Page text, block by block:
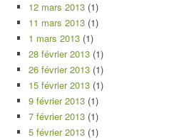
12 mars 2013 (1)
11 mars 2013 (1)
1 mars 2013 (1)
28 février 2013 (1)
26 février 2013 (1)
15 février 2013 (1)
9 février 2013 (1)
7 février 2013 (1)
5 février 2013 (1)